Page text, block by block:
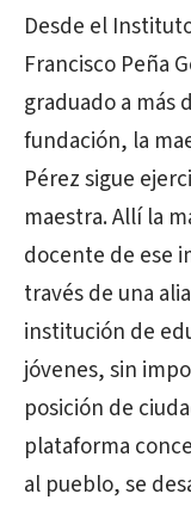
Desde el
Francisco Peña
graduado a más
fundación, la
Pérez sigue
maestra. Allí la
docente de ese
través de una
institución de
jóvenes, sin
posición de
plataforma
al pueblo, se